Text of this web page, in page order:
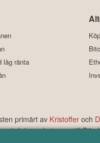
låg ränta
primärt av Kristofferoch
skrivs nyheter om till